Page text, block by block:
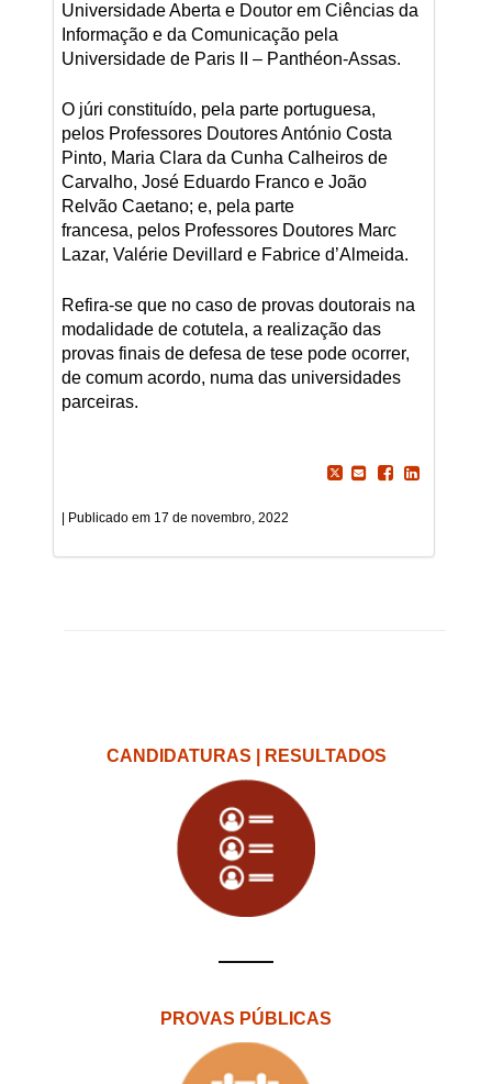
Universidade Aberta e Doutor em Ciências da
Informação e da Comunicação pela
Universidade de Paris II – Panthéon-Assas.
O júri constituído, pela parte portuguesa,
pelos Professores Doutores António Costa
Pinto, Maria Clara da Cunha Calheiros de
Carvalho, José Eduardo Franco e João
Relvão Caetano; e, pela parte
francesa, pelos Professores Doutores Marc
Lazar, Valérie Devillard e Fabrice d’Almeida.
Refira-se que no caso de provas doutorais na
modalidade de cotutela, a realização das
provas finais de defesa de tese pode ocorrer,
de comum acordo, numa das universidades
parceiras.
17 de novembro, 2022
CANDIDATURAS | RESULTADOS
PROVAS PÚBLICAS